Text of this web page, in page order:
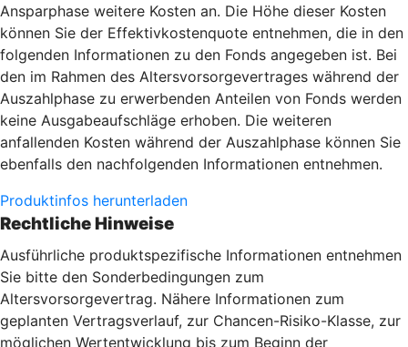
Ansparphase weitere Kosten an. Die Höhe dieser Kosten
können Sie der Effektivkostenquote entnehmen, die in den
folgenden Informationen zu den Fonds angegeben ist. Bei
den im Rahmen des Altersvorsorgevertrages während der
Auszahlphase zu erwerbenden Anteilen von Fonds werden
keine Ausgabeaufschläge erhoben. Die weiteren
anfallenden Kosten während der Auszahlphase können Sie
ebenfalls den nachfolgenden Informationen entnehmen.
Produktinfos herunterladen
Rechtliche Hinweise
Ausführliche produktspezifische Informationen entnehmen
Sie bitte den Sonderbedingungen zum
Altersvorsorgevertrag. Nähere Informationen zum
geplanten Vertragsverlauf, zur Chancen-Risiko-Klasse, zur
möglichen Wertentwicklung bis zum Beginn der